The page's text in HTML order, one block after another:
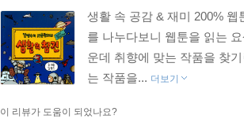
생활 속 공감 & 재미 200%
를 나누다보니 웹툰을 읽는
운데 취향에 맞는 작품을 찾
는 작품을... 더보기
이 리뷰가 도움이 되었나요?